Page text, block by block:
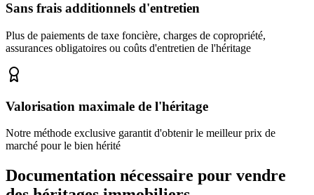
Sans frais additionnels d'entretien
Plus de paiements de taxe foncière, charges de copropriété,
assurances obligatoires ou coûts d'entretien de l'héritage
Valorisation maximale de l'héritage
Notre méthode exclusive garantit d'obtenir le meilleur prix de
marché pour le bien hérité
Documentation nécessaire pour vendre